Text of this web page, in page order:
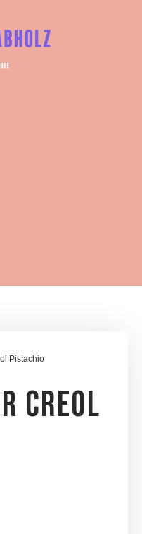
Pistachio
Creol